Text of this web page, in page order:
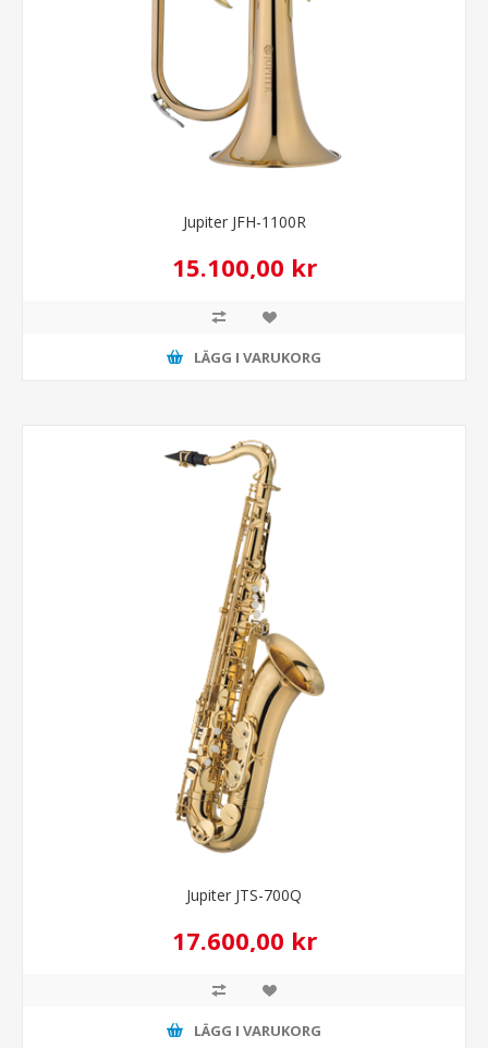
Jupiter JFH-1100R
15.100,00 kr
LÄGG I VARUKORG
Jupiter JTS-700Q
17.600,00 kr
LÄGG I VARUKORG